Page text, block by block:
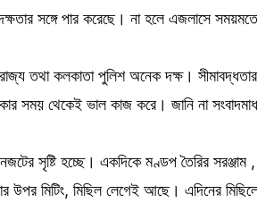
সঙ্গে পার করেছে। না হলে এজলাসে
তথা কলকাতা পুলিশ অনেক দক্ষ।
সময় থেকেই ভাল কাজ করে। জানি না
সৃষ্টি হচ্ছে। একদিকে মণ্ডপ তৈরির
উপর মিটিং, মিছিল লেগেই আছে। এদিনের